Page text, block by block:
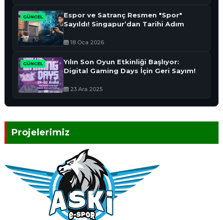
GÜNCEL
Espor ve Satranç Resmen "Spor"
Sayıldı! Singapur’dan Tarihi Adım
18 Oca 2026
GÜNCEL
Yılın Son Oyun Etkinliği Başlıyor:
Digital Gaming Days İçin Geri Sayım!
23 Ara 2025
Projelerimiz